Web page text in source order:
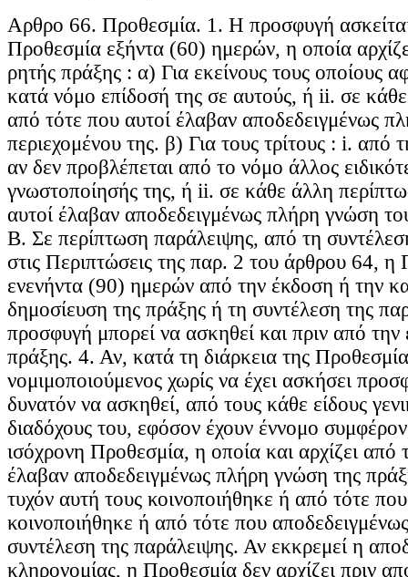
Αρθρο 66. Προθεσμία. 1. Η προσφυγή
Προθεσμία εξήντα (60) ημερών, η οποία
ρητής πράξης : α) Για εκείνους τους οποίους
κατά νόμο επίδοσή της σε αυτούς, ή ii. σε
από τότε που αυτοί έλαβαν αποδεδειγμένως
περιεχομένου της. β) Για τους τρίτους : i. από
αν δεν προβλέπεται από το νόμο άλλος
γνωστοποίησής της, ή ii. σε κάθε άλλη
αυτοί έλαβαν αποδεδειγμένως πλήρη γνώση
Β. Σε περίπτωση παράλειψης, από τη
στις Περιπτώσεις της παρ. 2 του άρθρου 64, η
ενενήντα (90) ημερών από την έκδοση ή την
δημοσίευση της πράξης ή τη συντέλεση της
προσφυγή μπορεί να ασκηθεί και πριν από την
πράξης. 4. Αν, κατά τη διάρκεια της
νομιμοποιούμενος χωρίς να έχει ασκήσει
δυνατόν να ασκηθεί, από τους κάθε είδους
διαδόχους του, εφόσον έχουν έννομο
ισόχρονη Προθεσμία, η οποία και αρχίζει από
έλαβαν αποδεδειγμένως πλήρη γνώση της
τυχόν αυτή τους κοινοποιήθηκε ή από τότε
κοινοποιήθηκε ή από τότε που
συντέλεση της παράλειψης. Αν εκκρεμεί η
κληρονομίας, η Προθεσμία δεν αρχίζει πριν